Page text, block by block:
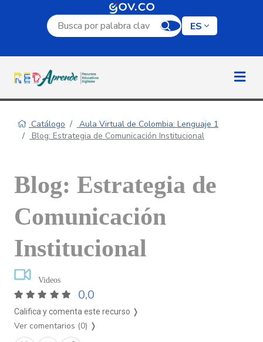
Campo de búsqueda por palabra clave
ES
Catálogo
Aula Virtual de Colombia: Lenguaje 1
Blog: Estrategia de Comunicación Institucional
Blog: Estrategia de
Comunicación
Institucional
Videos
0,0
Califica y comenta este recurso ❭
Ver comentarios (0) ❭